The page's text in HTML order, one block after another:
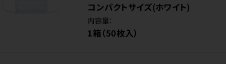
コンパクトサイズ(ホワイト)
内容量：
1箱（50枚入）